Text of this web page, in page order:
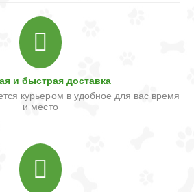
и быстрая доставка
курьером в удобное для вас время
и место